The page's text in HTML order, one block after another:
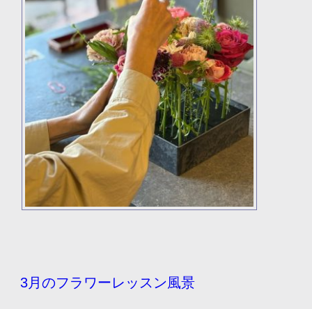
3月のフラワーレッスン風景